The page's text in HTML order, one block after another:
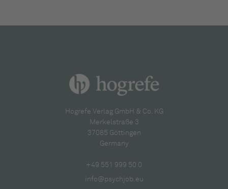
Hogrefe Verlag GmbH & Co. KG
Merkelstraße 3
37085 Göttingen
Germany
+49 551 999 50 0
info@psychjob.eu